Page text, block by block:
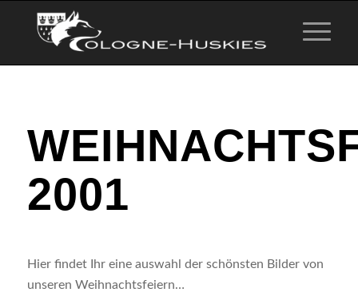
2001
Hier findet Ihr eine auswahl der schönsten Bilder von
unseren Weihnachtsfeiern…